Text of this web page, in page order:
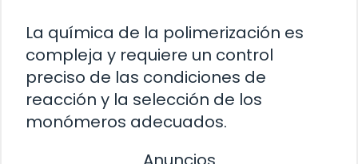
La química de la polimerización es
compleja y requiere un control
preciso de las condiciones de
reacción y la selección de los
monómeros adecuados.